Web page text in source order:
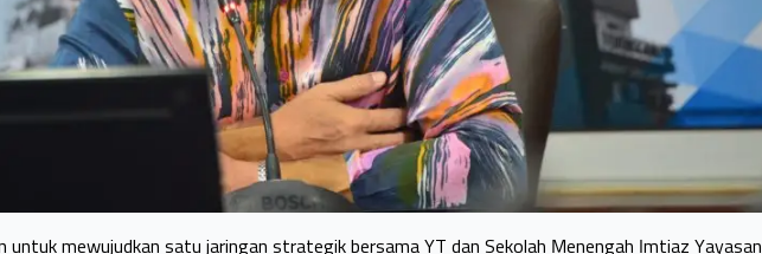
untuk mewujudkan satu jaringan strategik bersama YT dan Sekolah Menengah Imtiaz Yayasan